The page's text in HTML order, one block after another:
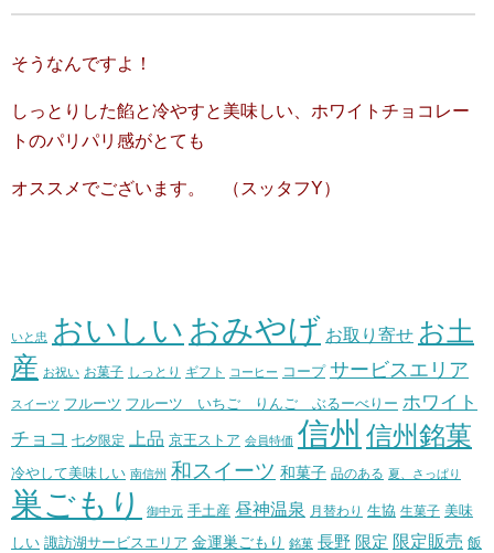
そうなんですよ！
しっとりした餡と冷やすと美味しい、ホワイトチョコレー
トのパリパリ感がとても
オススメでございます。 （スッタフY）
いと忠 おいしい おみやげ お取り寄せ お土
産 お祝い お菓子 しっとり ギフト コーヒー コープ サービスエリア
スイーツ フルーツ フルーツ いちご りんご ぶるーべりー ホワイト
チョコ 七夕限定 上品 京王ストア 会員特価 信州 信州銘菓
冷やして美味しい 南信州 和スイーツ 和菓子 品のある 夏、さっぱり
巣ごもり 御中元 手土産 昼神温泉 月替わり 生協 生菓子 美味
しい 諏訪湖サービスエリア 金運巣ごもり 銘菓 長野 限定 限定販売 飯